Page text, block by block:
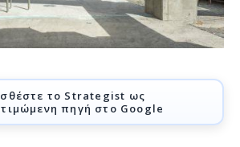
το Strategist ως
πηγή στο Google